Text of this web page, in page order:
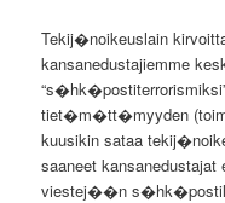
Tekij�noikeuslain
kansanedustajiemme
tiet�m�tt�myyden
kuusikin sataa
saaneet
viestej��n